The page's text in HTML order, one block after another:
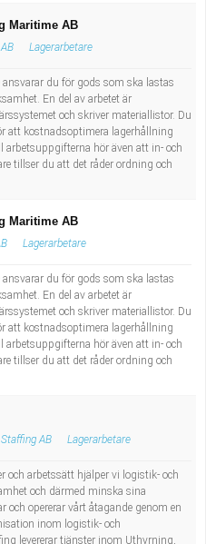
Maritime AB
Lagerarbetare
du för gods som ska lastas
En del av arbetet är
och skriver materiallistor. Du
att kostnadsoptimera lagerhållning
arbetsuppgifterna hör även att in- och
tillser du att det råder ordning och
Maritime AB
Lagerarbetare
du för gods som ska lastas
En del av arbetet är
och skriver materiallistor. Du
att kostnadsoptimera lagerhållning
arbetsuppgifterna hör även att in- och
tillser du att det råder ordning och
AB Lagerarbetare
och arbetssätt hjälper vi logistik- och
och därmed minska sina
och opererar vårt åtagande genom en
inom logistik- och
levererar tjänster inom Uthyrning,